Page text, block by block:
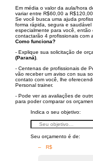
Em média o valor da aula/hora
variar entre R$60,00 a R$120,00.
Se você busca uma ajuda
forma rápida, segura e
especialmente para você,
contactarão 4 profissionais com
Como funciona?
- Explique sua solicitação de
(Paraná)
- Centenas de profissionais de
vão receber um aviso con sua
contato com você, lhe
Personal trainer.
- Pode ver as avaliações de
para poder comparar os
Indica o seu objetivo:
Seu orçamento é de:
– R$